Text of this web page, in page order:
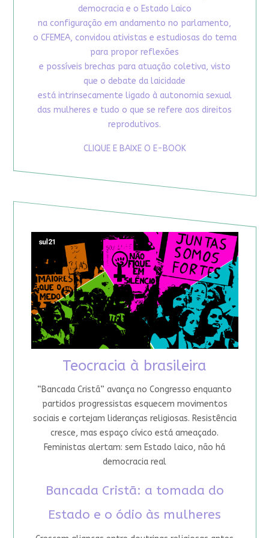
democracia e o Estado Laico
na configuração em andamento no parlamento,
o CFEMEA, convidou ativistas e estudiosas do tema
para propor reflexões
e possíveis brechas para atuação coletiva, visto
que o debate da laicidade
está intrinsecamente ligado à autonomia sexual
das mulheres e tudo o que se refere aos direitos
reprodutivos.
CLIQUE E BAIXE O E-BOOK
Teocracia à brasileira
“Bancada Cristã” avança no Congresso enquanto
partidos progressistas esquecem movimentos
sociais e cortejam lideranças religiosas. Resistência
cresce, mas espaço cívico está ameaçado.
Feministas alertam: sem Estado laico, não há
democracia real
Bancada Cristã: a tomada do
Estado e o ódio às mulheres